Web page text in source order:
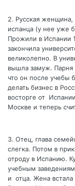
2. Русская
испанца (у нее уже
Прожили в Испании
закончила
великолепно. В
вышла замуж. Парня
что он после учебы
делать бизнес в
восторге от
Москве и теперь
3. Отец, глава
слегка. Потом в
отроду в Испанию.
учебным
и отца. Жена встала